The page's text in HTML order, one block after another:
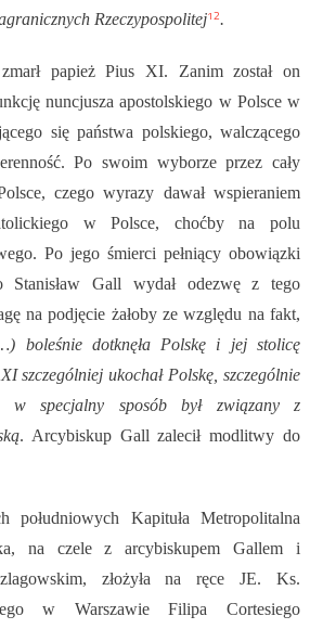
Rzeczypospolitej12.
papież Pius XI. Zanim został on
nuncjusza apostolskiego w Polsce w
się państwa polskiego, walczącego
Po swoim wyborze przez cały
czego wyrazy dawał wspieraniem
w Polsce, choćby na polu
Po jego śmierci pełniący obowiązki
Stanisław Gall wydał odezwę z tego
na podjęcie żałoby ze względu na fakt,
boleśnie dotknęła Polskę i jej stolicę
szczególniej ukochał Polskę, szczególnie
w specjalny sposób był związany z
. Arcybiskup Gall zalecił modlitwy do
południowych Kapituła Metropolitalna
na czele z arcybiskupem Gallem i
złożyła na ręce JE. Ks.
w Warszawie Filipa Cortesiego